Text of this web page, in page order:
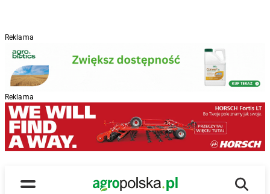
Reklama
Reklama
Menu
Main Logo